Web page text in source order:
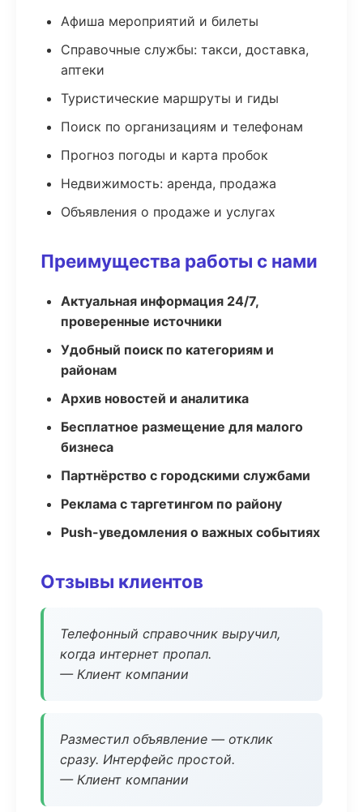
Афиша мероприятий и билеты
Справочные службы: такси, доставка,
аптеки
Туристические маршруты и гиды
Поиск по организациям и телефонам
Прогноз погоды и карта пробок
Недвижимость: аренда, продажа
Объявления о продаже и услугах
Преимущества работы с нами
Актуальная информация 24/7,
проверенные источники
Удобный поиск по категориям и
районам
Архив новостей и аналитика
Бесплатное размещение для малого
бизнеса
Партнёрство с городскими службами
Реклама с таргетингом по району
Push-уведомления о важных событиях
Отзывы клиентов
Телефонный справочник выручил,
когда интернет пропал.
— Клиент компании
Разместил объявление — отклик
сразу. Интерфейс простой.
— Клиент компании